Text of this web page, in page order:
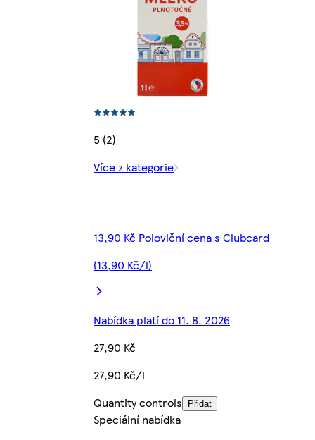
5 (2)
Více z kategorie
13,90 Kč Poloviční cena s Clubcard
(13,90 Kč/l)
Nabídka platí do 11. 8. 2026
27,90 Kč
27,90 Kč/l
Quantity controls
Přidat
Speciální nabídka